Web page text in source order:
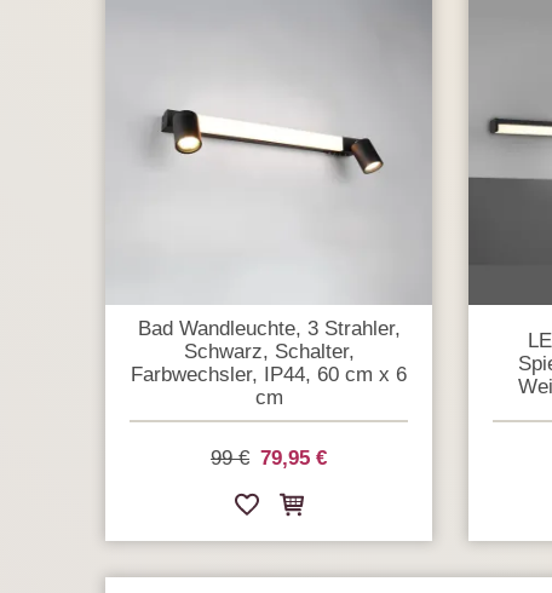
Bad Wandleuchte, 3 Strahler,
Schwarz, Schalter,
Farbwechsler, IP44, 60 cm x 6
cm
99 € 79,95 €